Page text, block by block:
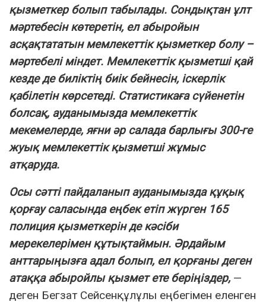
қызметкер болып табылады. Сондықтан ұлт
мәртебесін көтеретін, ел абыройын
асқақтататын мемлекеттік қызметкер болу –
мәртебелі міндет. Мемлекеттік қызметші қай
кезде де биліктің биік бейнесін, іскерлік
қабілетін көрсетеді. Статистикаға сүйенетін
болсақ, ауданымызда мемлекеттік
мекемелерде, яғни әр салада барлығы 300-ге
жуық мемлекеттік қызметші жұмыс
атқаруда.
Осы сәтті пайдаланып ауданымызда құқық
қорғау саласында еңбек етіп жүрген 165
полиция қызметкерін де кәсіби
мерекелерімен құтықтаймын. Әрдайым
анттарыңызға адал болып, ел қорғаны деген
атаққа абыройлы қызмет ете беріңіздер,—
деген Бегзат Сейсенқұлұлы еңбегімен еленген